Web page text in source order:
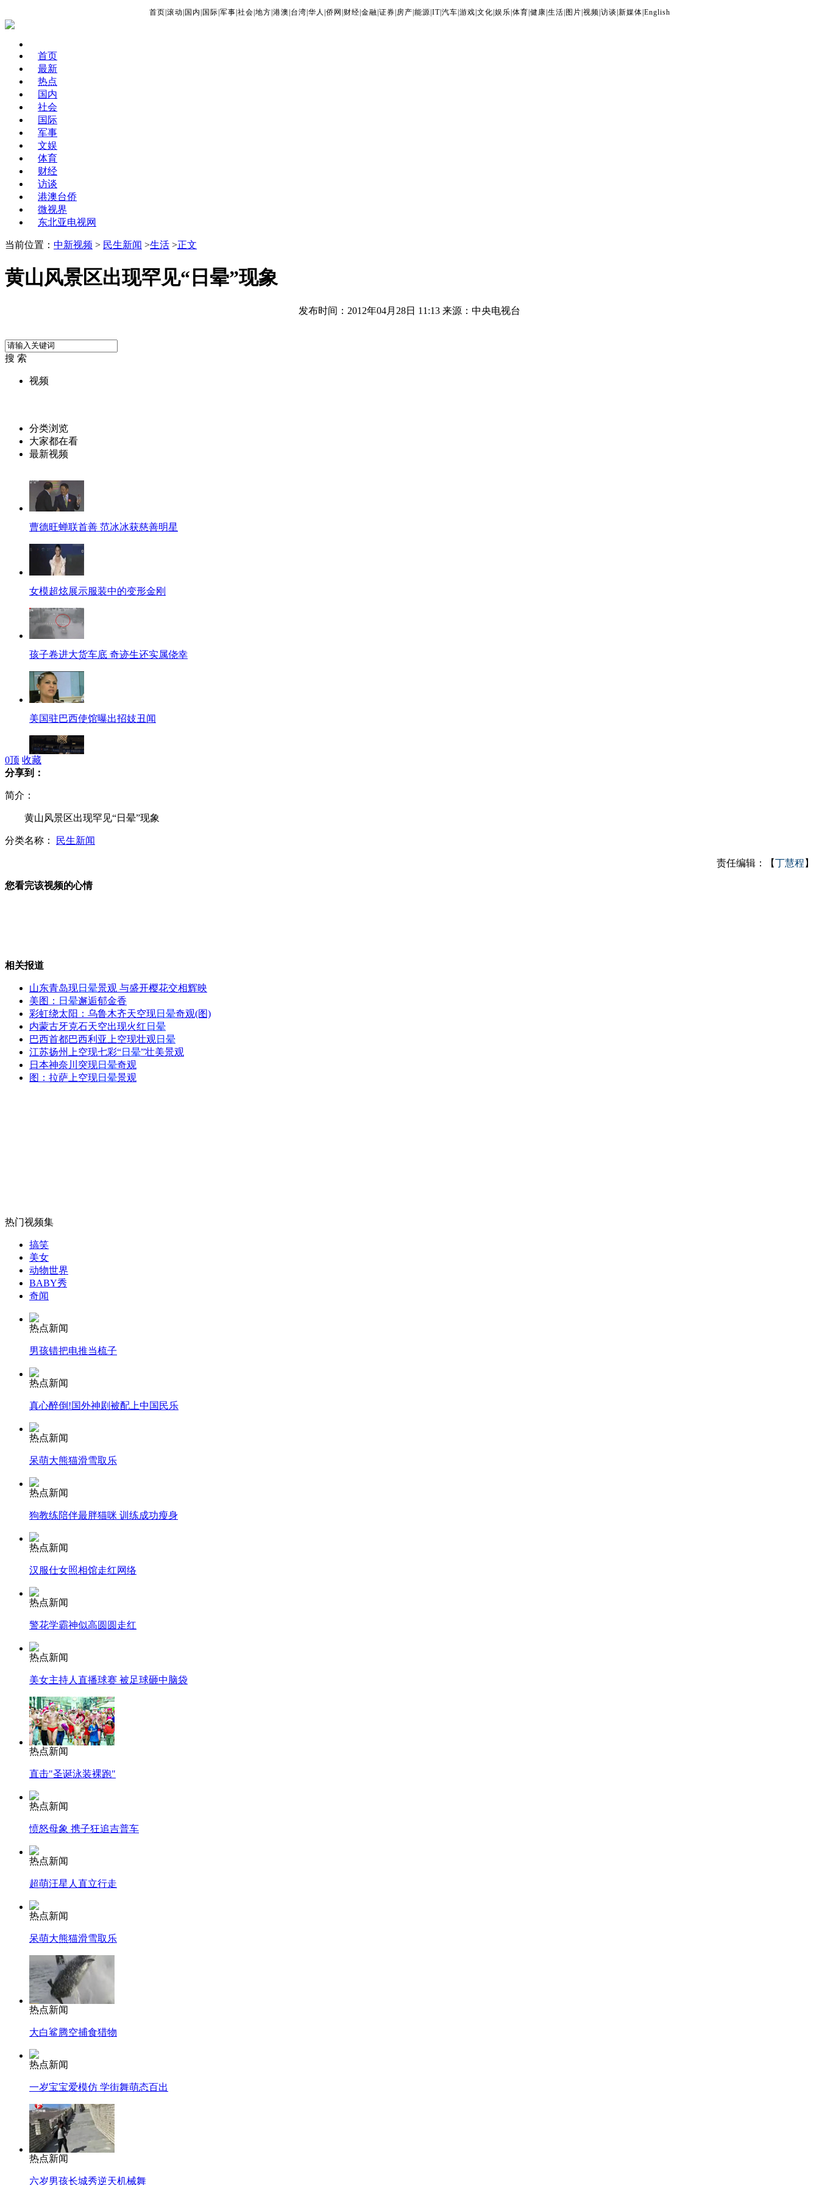
首页 滚动 国内 国际 军事 社会 地方 港澳 台湾 华人 侨网 财经 金融 证券 房产 能源 IT| 汽车 游戏 文化 娱乐 体育 健康 生活 图片 视频 访谈 新媒体 English
首页
最新
热点
国内
社会
国际
军事
文娱
体育
财经
访谈
港澳台侨
微视界
东北亚电视网
当前位置： 中新视频 > 民生新闻 >生活 >正文
黄山风景区出现罕见“日晕”现象
发布时间：2012年04月28日 11:13 来源：中央电视台
搜 索
视频
分类浏览
大家都在看
最新视频
曹德旺蝉联首善 范冰冰获慈善明星
女模超炫展示服装中的变形金刚
孩子卷进大货车底 奇迹生还实属侥幸
美国驻巴西使馆曝出招妓丑闻
家长会变捐款会 每次要捐300元
钞票藏进粮食堆 两万现金成碎片
恐怖片《贞子》将推出3D版
无痛分娩是否安全 医生回应
外交部：反对强权政治霸凌主义
外交部：有关国家言论片面不公正
走！跟着总书记去植树
纽约上演“枕头大战”
0顶 收藏
分享到：
简介：
黄山风景区出现罕见“日晕”现象
分类名称： 民生新闻
责任编辑：【丁慧程 】
您看完该视频的心情
相关报道
山东青岛现日晕景观 与盛开樱花交相辉映
美图： 日晕邂逅郁金香
彩虹绕太阳：乌鲁木齐天空现日晕奇观(图)
内蒙古牙克石天空出现火红 日晕
巴西首都巴西利亚上空现壮观日晕
江苏扬州上空现七彩“日晕”壮美景观
日本神奈川突现日晕奇观
图：拉萨上空现日晕景观
热门视频集
搞笑
美女
动物世界
BABY秀
奇闻
热点新闻
男孩错把电推当梳子
热点新闻
真心醉倒!国外神剧被配上中国民乐
热点新闻
呆萌大熊猫滑雪取乐
热点新闻
狗教练陪伴最胖猫咪 训练成功瘦身
热点新闻
汉服仕女照相馆走红网络
热点新闻
警花学霸神似高圆圆走红
热点新闻
美女主持人直播球赛 被足球砸中脑袋
热点新闻
直击"圣诞泳装裸跑"
热点新闻
愤怒母象 携子狂追吉普车
热点新闻
超萌汪星人直立行走
热点新闻
呆萌大熊猫滑雪取乐
热点新闻
大白鲨腾空捕食猎物
热点新闻
一岁宝宝爱模仿 学街舞萌态百出
热点新闻
六岁男孩长城秀逆天机械舞